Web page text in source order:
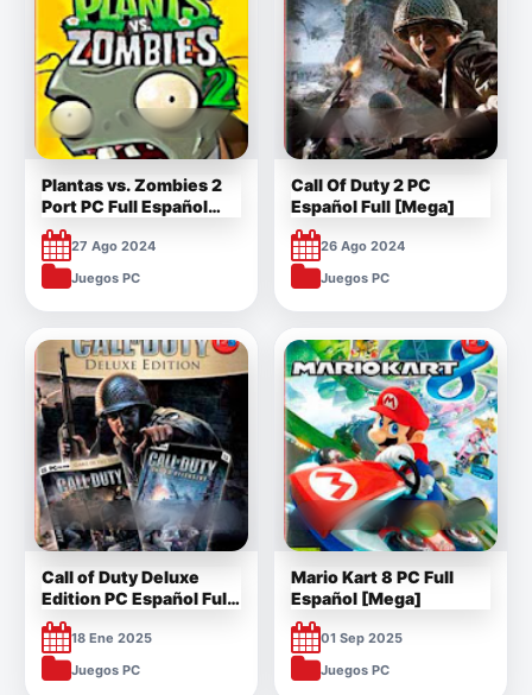
Plantas vs. Zombies 2
Port PC Full Español
Mega
27 Ago 2024
Juegos PC
Call Of Duty 2 PC
Español Full [Mega]
26 Ago 2024
Juegos PC
Call of Duty Deluxe
Edition PC Español Full
[Mega]
18 Ene 2025
Juegos PC
Mario Kart 8 PC Full
Español [Mega]
01 Sep 2025
Juegos PC